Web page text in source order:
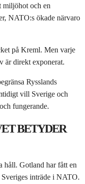
miljöhot och en
NATO:s ökade närvaro
på Kreml. Men varje
är direkt exponerat.
Rysslands
vill Sverige och
fungerande.
BETYDER
håll. Gotland har fått en
inträde i NATO.